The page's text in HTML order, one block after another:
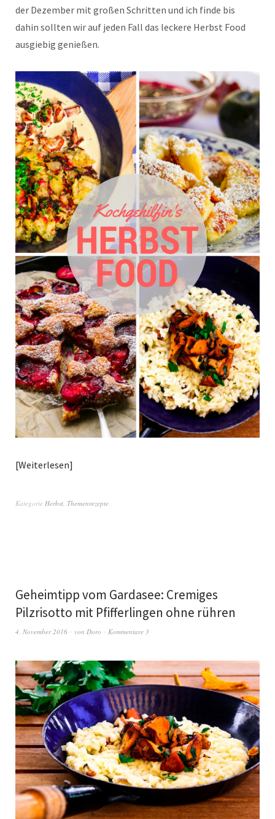
der Dezember mit großen Schritten und ich finde bis
dahin sollten wir auf jeden Fall das leckere Herbst Food
ausgiebig genießen.
Weiterlesen
Kategorie Herbst, Themenrezepte
Geheimtipp vom Gardasee: Cremiges
Pilzrisotto mit Pfifferlingen ohne rühren
4. November 2016 von Doro Kommentare 3